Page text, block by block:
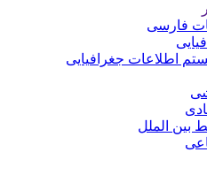
فارسی
اطلاعات جغرافیایی
بین الملل